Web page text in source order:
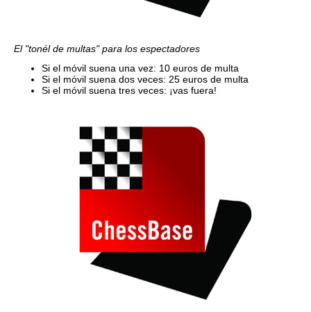
El "tonél de multas" para los espectadores
Si el móvil suena una vez: 10 euros de multa
Si el móvil suena dos veces: 25 euros de multa
Si el móvil suena tres veces: ¡vas fuera!